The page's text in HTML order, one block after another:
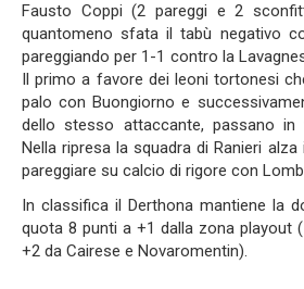
Fausto Coppi (2 pareggi e 2
quantomeno sfata il tabù negativo
pareggiando per 1-1 contro la
Il primo a favore dei leoni tortonesi
palo con Buongiorno e
dello stesso attaccante, passano in
Nella ripresa la squadra di Ranieri
pareggiare su calcio di rigore con
In classifica il Derthona mantiene la
quota 8 punti a +1 dalla zona playout
+2 da Cairese e Novaromentin).